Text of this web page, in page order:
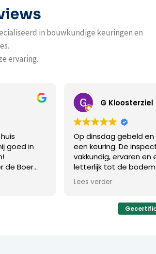
in bouwkundige keuringen en
ervaring.
G Kloosterziel
gebeld en direct op vrijdag al
De inspecteur (Haydar) is
ervaren en efficiënt, hij gaat
de bodem voor een goede en
keuring. Hij neemt de potentiële
en legt al zijn bevindingen uit.